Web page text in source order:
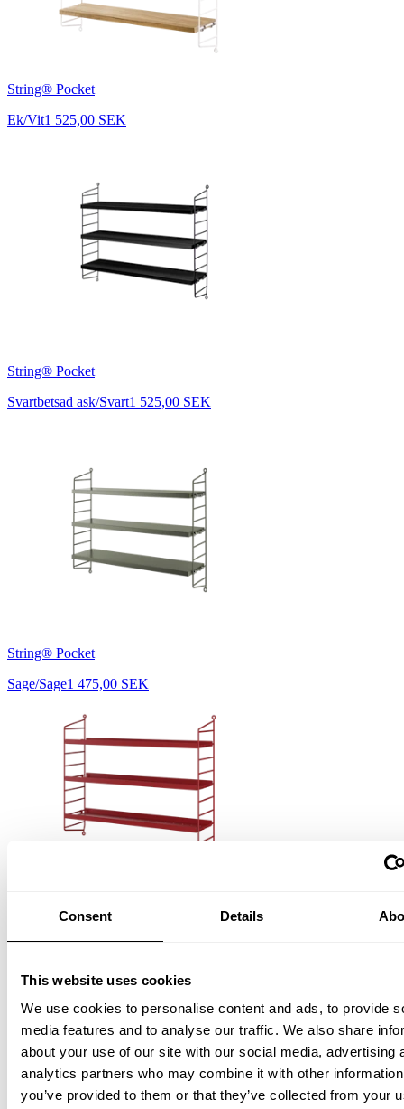
Consent Details
This website uses cookies
We use cookies to personalise content and ads, to provide
media features and to analyse our traffic. We also share
about your use of our site with our social media, advertising
analytics partners who may combine it with other
you’ve provided to them or that they’ve collected from your
String® Pocket
Ek/Vit1 525,00 SEK
String® Pocket
Svartbetsad ask/Svart1 525,00 SEK
String® Pocket
Sage/Sage1 475,00 SEK
Oxtorgsröd/Oxtorgsröd
1 745,00 SEK